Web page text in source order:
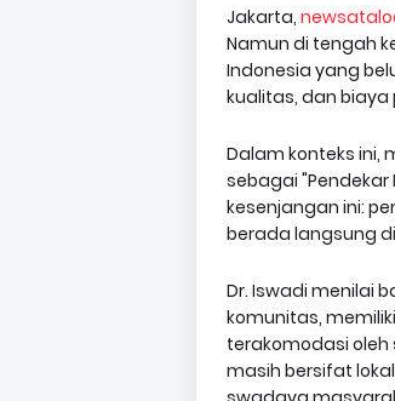
Jakarta,
Namun di tengah
Indonesia yang
kualitas, dan
Dalam konteks ini,
sebagai
kesenjangan ini:
berada langsung
Dr. Iswadi menilai
komunitas,
terakomodasi oleh
masih bersifat